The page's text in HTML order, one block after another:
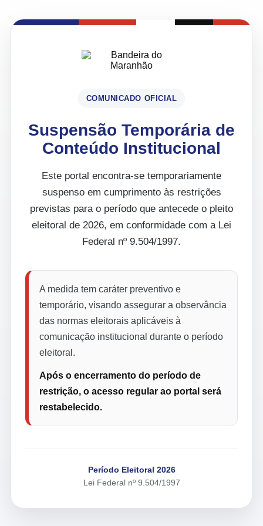
COMUNICADO OFICIAL
Suspensão Temporária de
Conteúdo Institucional
Este portal encontra-se temporariamente
suspenso em cumprimento às restrições
previstas para o período que antecede o pleito
eleitoral de 2026, em conformidade com a Lei
Federal nº 9.504/1997.
A medida tem caráter preventivo e
temporário, visando assegurar a observância
das normas eleitorais aplicáveis à
comunicação institucional durante o período
eleitoral.
Após o encerramento do período de
restrição, o acesso regular ao portal será
restabelecido.
Período Eleitoral 2026
Lei Federal nº 9.504/1997